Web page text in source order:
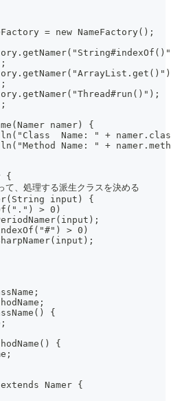
= new NameFactory();
namer) {
Name: " +
Name: " +
{
、処理する派生クラスを決める
input) {
> 0)
> 0)
{
{
Namer {